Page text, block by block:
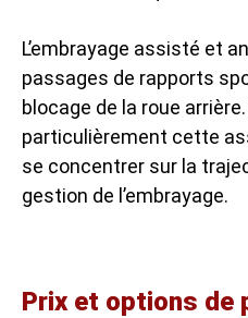
L’embrayage assisté et
passages de rapports
blocage de la roue
particulièrement cette
se concentrer sur la
gestion de l’embrayage.
Prix et options de